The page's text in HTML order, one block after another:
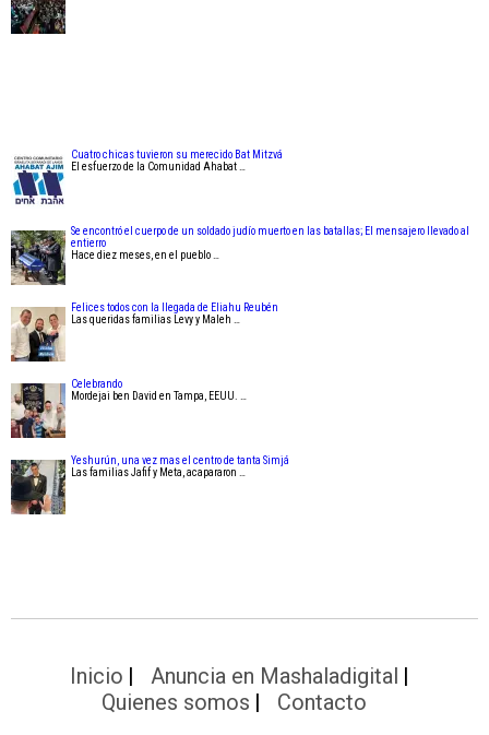
Cuatro chicas tuvieron su merecido Bat Mitzvá
El esfuerzo de la Comunidad Ahabat …
Se encontró el cuerpo de un soldado judío muerto en las batallas; El mensajero llevado al
entierro
Hace diez meses, en el pueblo …
Felices todos con la llegada de Eliahu Reubén
Las queridas familias Levy y Maleh …
Celebrando
Mordejai ben David en Tampa, EEUU. …
Yeshurún, una vez mas el centro de tanta Simjá
Las familias Jafif y Meta, acapararon …
Inicio
Anuncia en Mashaladigital
Quienes somos
Contacto